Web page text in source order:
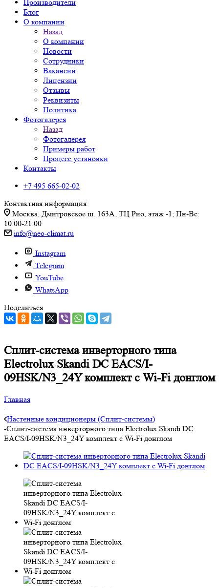
Производители
Блог
О компании
Назад
О компании
Новости
Сотрудники
Вакансии
Лицензии
Отзывы
Реквизиты
Политика
Фотогалерея
Назад
Фотогалерея
Примеры работ
Процесс установки
Контакты
+7 495 665-02-02
Контактная информация
Москва, Дмитровское ш. 163А, ТЦ Рио, этаж -1; Пн-Вс:
10:00-21:00
info@neo-climat.ru
Instagram
Telegram
YouTube
WhatsApp
Поделиться
Сплит-система инверторного типа
Electrolux Skandi DC EACS/I-
09HSK/N3_24Y комплект с Wi-Fi донглом
Главная
-
Настенные кондиционеры (Сплит-системы)
-Сплит-система инверторного типа Electrolux Skandi DC
EACS/I-09HSK/N3_24Y комплект с Wi-Fi донглом